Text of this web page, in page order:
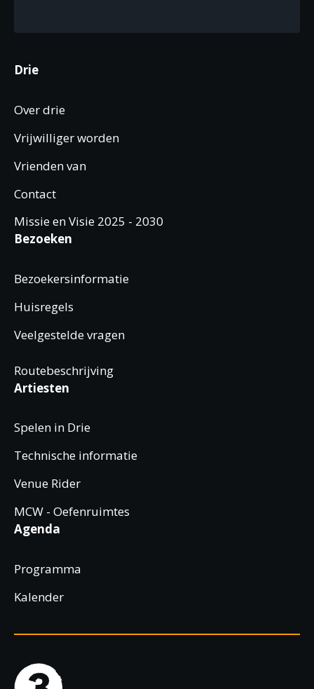
Drie
Over drie
Vrijwilliger worden
Vrienden van
Contact
Missie en Visie 2025 - 2030
Bezoeken
Bezoekersinformatie
Huisregels
Veelgestelde vragen
Routebeschrijving
Artiesten
Spelen in Drie
Technische informatie
Venue Rider
MCW - Oefenruimtes
Agenda
Programma
Kalender